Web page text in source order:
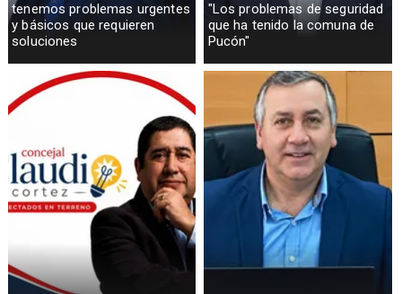
tenemos problemas urgentes
y básicos que requieren
soluciones
"Los problemas de seguridad
que ha tenido la comuna de
Pucón"